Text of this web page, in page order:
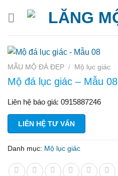
MẪU MỘ ĐÁ ĐẸP / Mộ lục giác
Mộ đá lục giác – Mẫu 08
Liên hệ báo giá: 0915887246
LIÊN HỆ TƯ VẤN
Danh mục: Mộ lục giác